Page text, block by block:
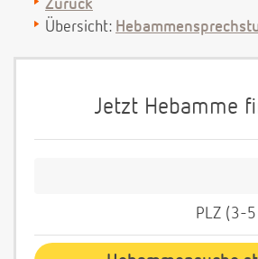
Zurück
Übersicht:
Jetzt Hebamme
PLZ (3-